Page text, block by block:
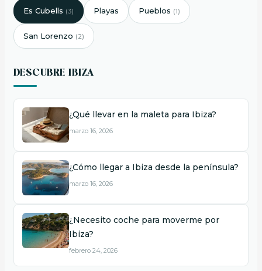
Es Cubells (3) Playas Pueblos (1)
San Lorenzo (2)
DESCUBRE IBIZA
¿Qué llevar en la maleta para Ibiza?
marzo 16, 2026
¿Cómo llegar a Ibiza desde la península?
marzo 16, 2026
¿Necesito coche para moverme por
Ibiza?
febrero 24, 2026